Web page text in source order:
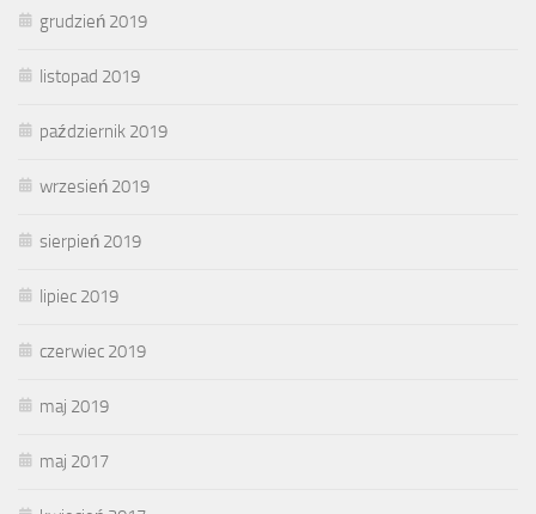
grudzień 2019
listopad 2019
październik 2019
wrzesień 2019
sierpień 2019
lipiec 2019
czerwiec 2019
maj 2019
maj 2017